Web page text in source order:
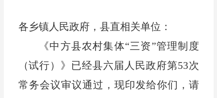
各乡镇人民政府，县直相关单位：
《中方县农村集体“三资”管理制度
（试行）》已经县六届人民政府第53次
常务会议审议通过 ，现印发给你们，请